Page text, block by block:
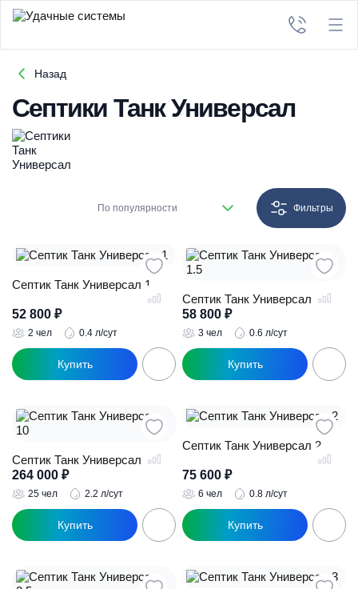
Назад
Септики Танк Универсал
По популярности Фильтры
Септик Танк Универсал 1
52 800 ₽
2 чел 0.4 л/сут
Септик Танк Универсал 1.5
58 800 ₽
3 чел 0.6 л/сут
Септик Танк Универсал 10
264 000 ₽
25 чел 2.2 л/сут
Септик Танк Универсал 2
75 600 ₽
6 чел 0.8 л/сут